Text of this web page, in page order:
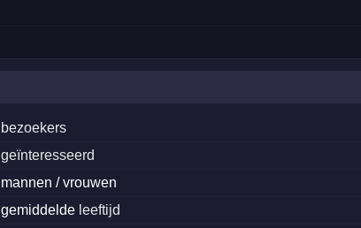
bezoekers
geïnteresseerd
mannen / vrouwen
gemiddelde leeftijd